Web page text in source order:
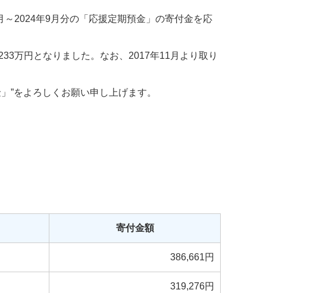
2024年9月分の「応援定期預金」の寄付金を応
万円となりました。なお、2017年11月より取り
”をよろしくお願い申し上げます。
寄付金額
386,661円
319,276円